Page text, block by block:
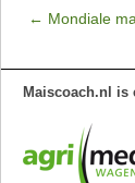
← Mondiale
Maiscoach.nl is